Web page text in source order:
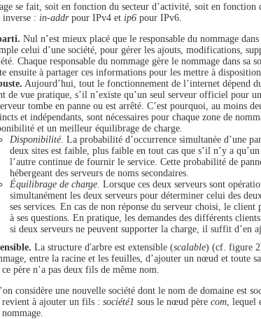
se fait, soit en fonction du secteur d’activité, soit en fonction
: in-addrpour IPv4 et ip6 pour IPv6.
Nul n’est mieux placé que le responsable du nommage
celui d’une société, pour gérer les ajouts, modifications,
Chaque responsable du nommage gère le nommage dans sa
ensuite à partager ces informations pour les mettre à
Aujourd’hui, tout le fonctionnement de l’internet dépend
de vue pratique, s’il n’existe qu’un seul serveur officiel pour
tombe en panne ou est arrêté. C’est pourquoi, au moins
et indépendants, sont nécessaires pour chaque zone de
et un meilleur équilibrage de charge.
Disponibilité. La probabilité d’occurrence simultanée d’une
deux sites est faible, plus faible en tout cas que s’il n’y a
l’autre continue de fournir le service. Cette probabilité de
hébergeant des serveurs de noms secondaires.
Équilibrage de charge . Lorsque ces deux serveurs sont
simultanément les deux serveurs pour déterminer celui des
ses services. En cas de non réponse du serveur choisi, le
à ses questions. En pratique, les demandes des différents
si deux serveurs ne peuvent supporter la charge, il suffit d’en
La structure d'arbre est extensible (scalable) (cf. figure
entre la racine et les feuilles, d’ajouter un nœud et toute
ce père n’a pas deux fils de même nom.
considère une nouvelle société dont le nom de domaine est
revient à ajouter un fils : société1 sous le nœud père com ,